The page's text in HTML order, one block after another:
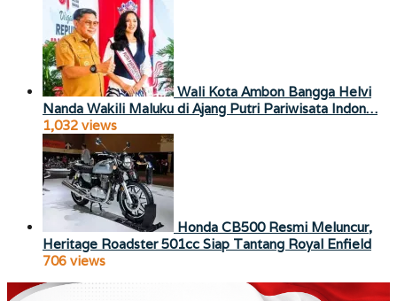
Wali Kota Ambon Bangga Helvi
Nanda Wakili Maluku di Ajang Putri Pariwisata Indon…
1,032 views
Honda CB500 Resmi Meluncur,
Heritage Roadster 501cc Siap Tantang Royal Enfield
706 views